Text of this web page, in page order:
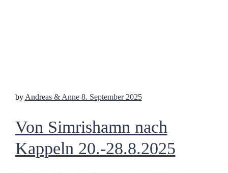
by Andreas & Anne 8. September 2025
Von Simrishamn nach
Kappeln 20.-28.8.2025